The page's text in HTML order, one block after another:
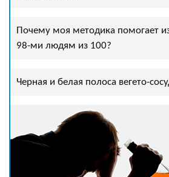
Почему моя методика помогает
98-ми людям из 100?
Черная и белая полоса вегето-